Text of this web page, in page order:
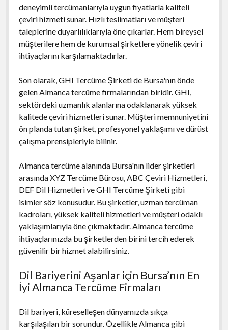
deneyimli tercümanlarıyla uygun fiyatlarla kaliteli
çeviri hizmeti sunar. Hızlı teslimatları ve müşteri
taleplerine duyarlılıklarıyla öne çıkarlar. Hem bireysel
müşterilere hem de kurumsal şirketlere yönelik çeviri
ihtiyaçlarını karşılamaktadırlar.
Son olarak, GHI Tercüme Şirketi de Bursa'nın önde
gelen Almanca tercüme firmalarından biridir. GHI,
sektördeki uzmanlık alanlarına odaklanarak yüksek
kalitede çeviri hizmetleri sunar. Müşteri memnuniyetini
ön planda tutan şirket, profesyonel yaklaşımı ve dürüst
çalışma prensipleriyle bilinir.
Almanca tercüme alanında Bursa'nın lider şirketleri
arasında XYZ Tercüme Bürosu, ABC Çeviri Hizmetleri,
DEF Dil Hizmetleri ve GHI Tercüme Şirketi gibi
isimler söz konusudur. Bu şirketler, uzman tercüman
kadroları, yüksek kaliteli hizmetleri ve müşteri odaklı
yaklaşımlarıyla öne çıkmaktadır. Almanca tercüme
ihtiyaçlarınızda bu şirketlerden birini tercih ederek
güvenilir bir hizmet alabilirsiniz.
Dil Bariyerini Aşanlar için Bursa’nın En
İyi Almanca Tercüme Firmaları
Dil bariyeri, küreselleşen dünyamızda sıkça
karşılaşılan bir sorundur. Özellikle Almanca gibi